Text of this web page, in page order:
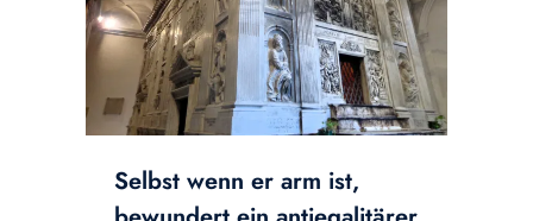
Selbst wenn er arm ist,